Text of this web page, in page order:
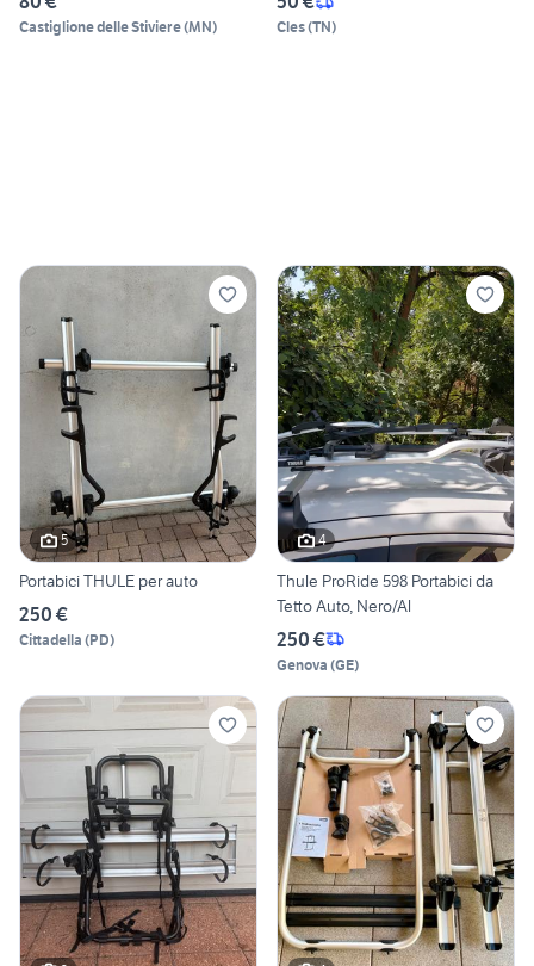
Castiglione delle Stiviere(MN) Cles(TN)
5
Portabici THULE per auto
250 €
Cittadella (PD)
4
Thule ProRide 598 Portabici da
Tetto Auto, Nero/Al
250 €
Genova (GE)